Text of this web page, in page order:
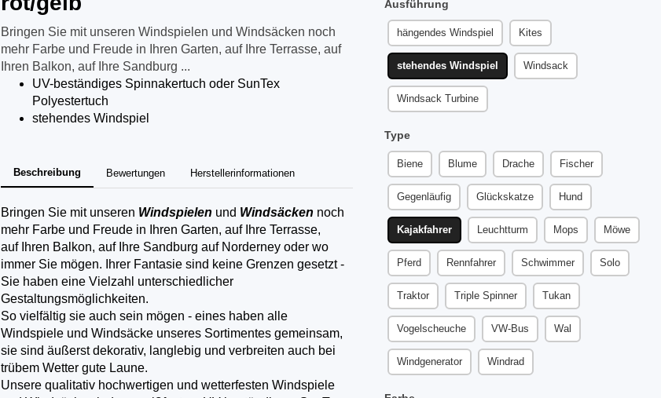
Bringen Sie mit unseren Windspielen und Windsäcken noch
mehr Farbe und Freude in Ihren Garten, auf Ihre Terrasse, auf
Ihren Balkon, auf Ihre Sandburg ...
UV-beständiges Spinnakertuch oder SunTex
Polyestertuch
stehendes Windspiel
Beschreibung Bewertungen Herstellerinformationen
Bringen Sie mit unseren Windspielen und Windsäcken noch
mehr Farbe und Freude in Ihren Garten, auf Ihre Terrasse,
auf Ihren Balkon, auf Ihre Sandburg auf Norderney oder wo
immer Sie mögen. Ihrer Fantasie sind keine Grenzen gesetzt -
Sie haben eine Vielzahl unterschiedlicher
Gestaltungsmöglichkeiten.
So vielfältig sie auch sein mögen - eines haben alle
Windspiele und Windsäcke unseres Sortimentes gemeinsam,
sie sind äußerst dekorativ, langlebig und verbreiten auch bei
trübem Wetter gute Laune.
Unsere qualitativ hochwertigen und wetterfesten Windspiele
Ausführung
hängendes Windspiel Kites
stehendes Windspiel Windsack
Windsack Turbine
Type
Biene Blume Drache Fischer
Gegenläufig Glückskatze Hund
Kajakfahrer Leuchtturm Mops Möwe
Pferd Rennfahrer Schwimmer Solo
Traktor Triple Spinner Tukan
Vogelscheuche VW-Bus Wal
Windgenerator Windrad